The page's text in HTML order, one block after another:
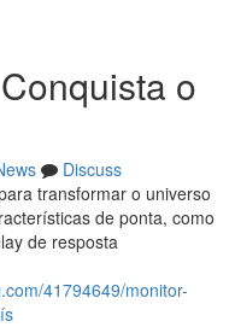
o
Discuss
transformar o universo
de ponta, como
de resposta
41794649/monitor-